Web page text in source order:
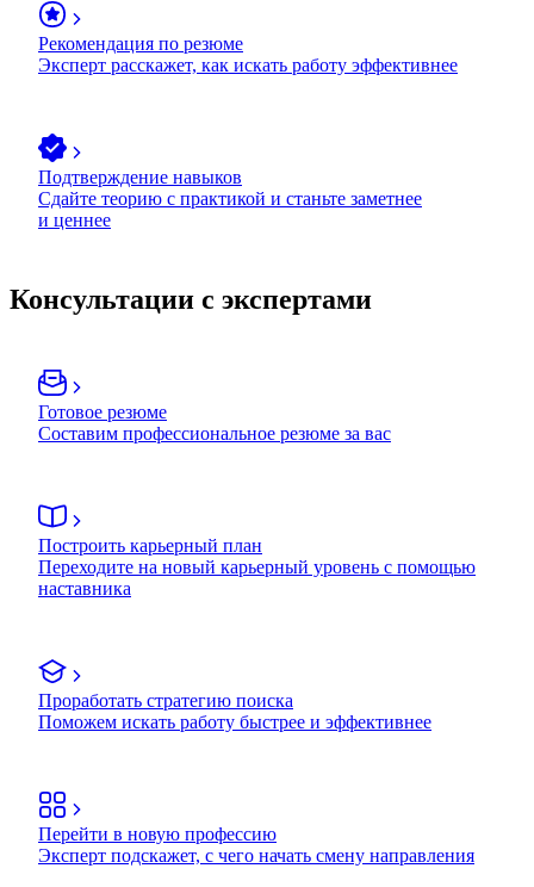
Рекомендация по резюме
Эксперт расскажет, как искать работу эффективнее
Подтверждение навыков
Сдайте теорию с практикой и станьте заметнее
и ценнее
Консультации с экспертами
Готовое резюме
Составим профессиональное резюме за вас
Построить карьерный план
Переходите на новый карьерный уровень с помощью
наставника
Проработать стратегию поиска
Поможем искать работу быстрее и эффективнее
Перейти в новую профессию
Эксперт подскажет, с чего начать смену направления